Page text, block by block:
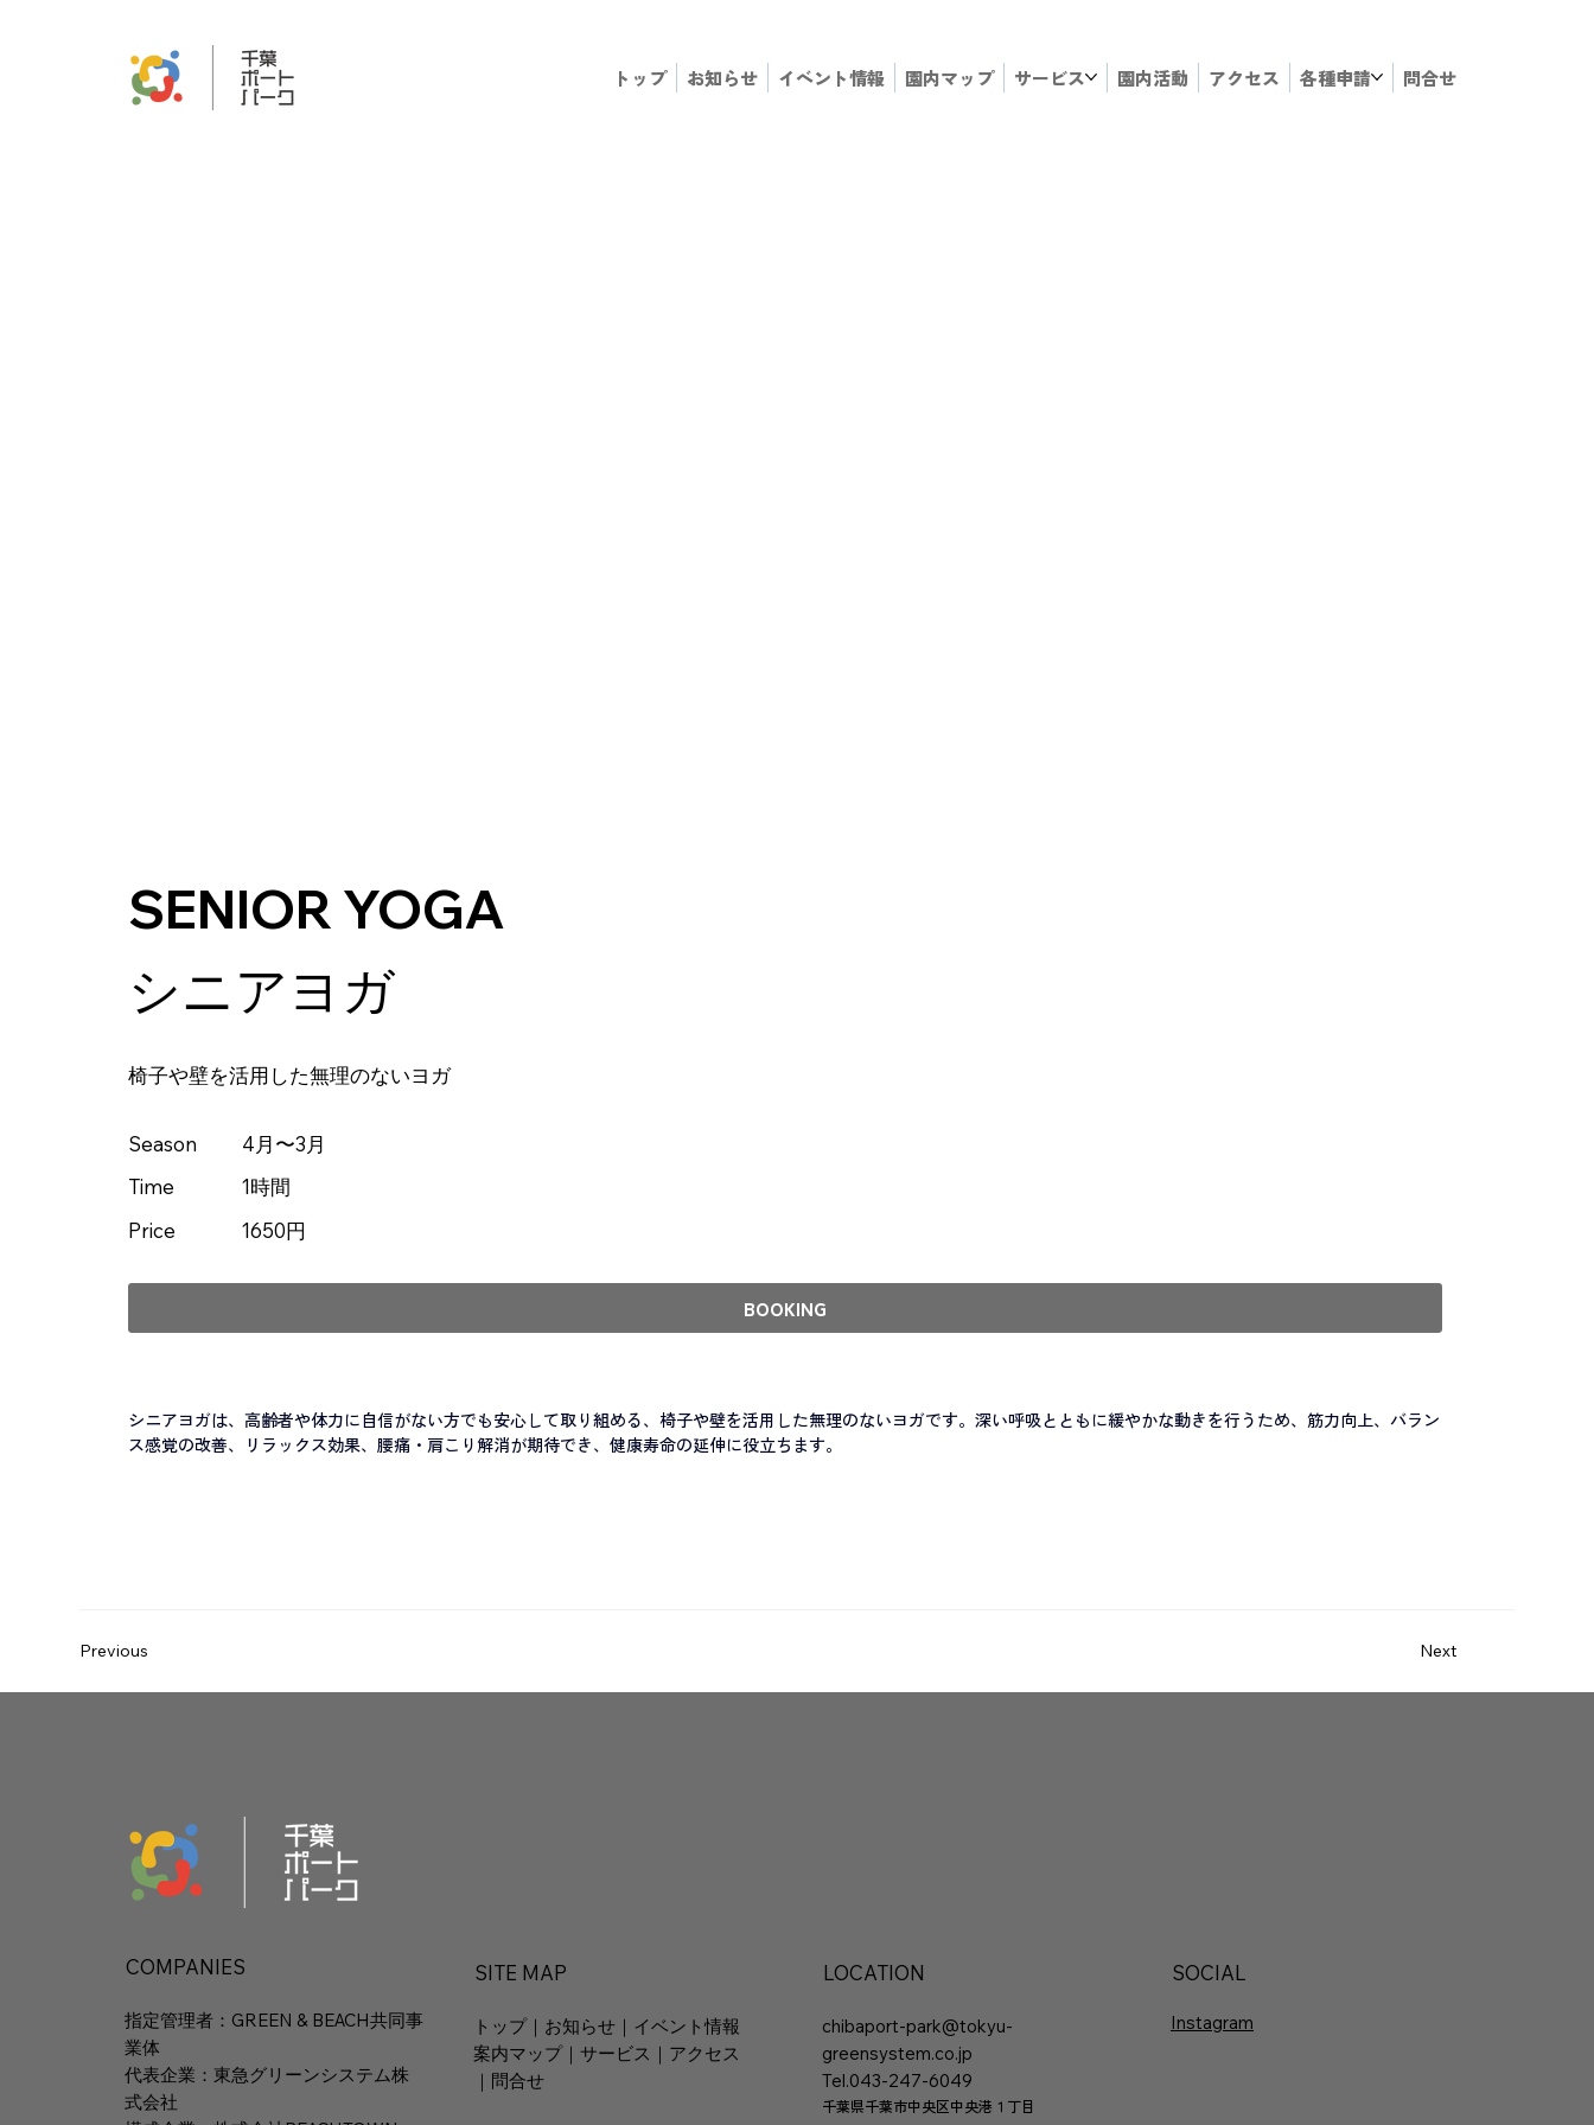
トップ お知らせ イベント情報 園内マップ サービス 園内活動 アクセス 各種申請 問合せ
SENIOR YOGA
シニアヨガ
椅子や壁を活用した無理のないヨガ
Season
4月〜3月
Time
1時間
Price
1650円
BOOKING
シニアヨガは、高齢者や体力に自信がない方でも安心して取り組める、椅子や壁を活用した無理のないヨガです。深い呼吸とともに緩やかな動きを行うため、筋力向上、バラン
ス感覚の改善、リラックス効果、腰痛・肩こり解消が期待でき、健康寿命の延伸に役立ちます。
Previous Next
COMPANIES
指定管理者：GREEN & BEACH共同事
業体
代表企業：東急グリーンシステム株
式会社
SITE MAP
トップ｜ お知らせ ｜ イベント情報
案内マップ｜サービス ｜ アクセス
｜ 問合せ
LOCATION
chibaport-park@tokyu-
greensystem.co.jp
Tel.043-247-6049
千葉県千葉市中央区中央港１丁目
SOCIAL
Instagram